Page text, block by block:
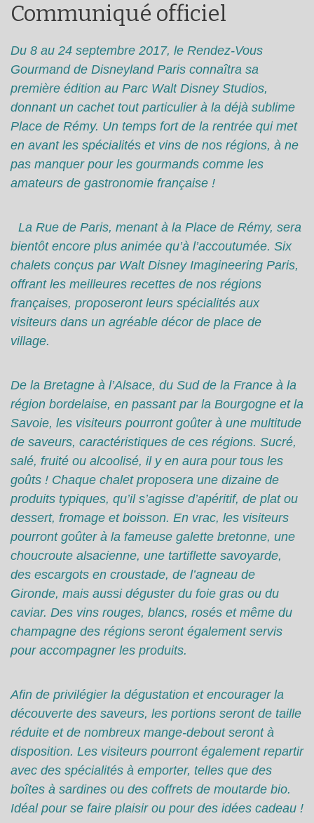
Communiqué officiel
Du 8 au 24 septembre 2017, le Rendez-Vous
Gourmand de Disneyland Paris connaîtra sa
première édition au Parc Walt Disney Studios,
donnant un cachet tout particulier à la déjà sublime
Place de Rémy. Un temps fort de la rentrée qui met
en avant les spécialités et vins de nos régions, à ne
pas manquer pour les gourmands comme les
amateurs de gastronomie française !
La Rue de Paris, menant à la Place de Rémy, sera
bientôt encore plus animée qu’à l’accoutumée. Six
chalets conçus par Walt Disney Imagineering Paris,
offrant les meilleures recettes de nos régions
françaises, proposeront leurs spécialités aux
visiteurs dans un agréable décor de place de
village.
De la Bretagne à l’Alsace, du Sud de la France à la
région bordelaise, en passant par la Bourgogne et la
Savoie, les visiteurs pourront goûter à une multitude
de saveurs, caractéristiques de ces régions. Sucré,
salé, fruité ou alcoolisé, il y en aura pour tous les
goûts ! Chaque chalet proposera une dizaine de
produits typiques, qu’il s’agisse d’apéritif, de plat ou
dessert, fromage et boisson. En vrac, les visiteurs
pourront goûter à la fameuse galette bretonne, une
choucroute alsacienne, une tartiflette savoyarde,
des escargots en croustade, de l’agneau de
Gironde, mais aussi déguster du foie gras ou du
caviar. Des vins rouges, blancs, rosés et même du
champagne des régions seront également servis
pour accompagner les produits.
Afin de privilégier la dégustation et encourager la
découverte des saveurs, les portions seront de taille
réduite et de nombreux mange-debout seront à
disposition. Les visiteurs pourront également repartir
avec des spécialités à emporter, telles que des
boîtes à sardines ou des coffrets de moutarde bio.
Idéal pour se faire plaisir ou pour des idées cadeau !